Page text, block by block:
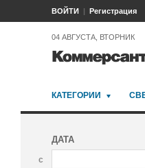
ВОЙТИ Регистрация
04 АВГУСТА, ВТОРНИК
КАТЕГОРИИ
ДАТА
с